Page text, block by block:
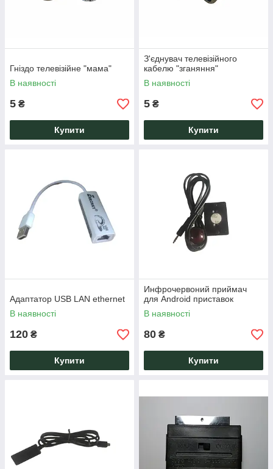
Гніздо телевізійне "мама"
В наявності
5 ₴
Купити
З'єднувач телевізійного
кабелю "зганяння"
В наявності
5 ₴
Купити
Адаптатор USB LAN ethernet
В наявності
120 ₴
Купити
Инфрочервоний приймач
для Android приставок
В наявності
80 ₴
Купити